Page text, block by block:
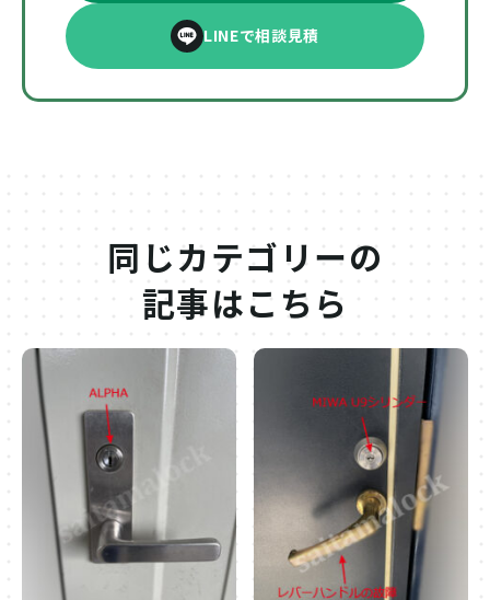
LINEで相談見積
同じカテゴリーの
記事はこちら